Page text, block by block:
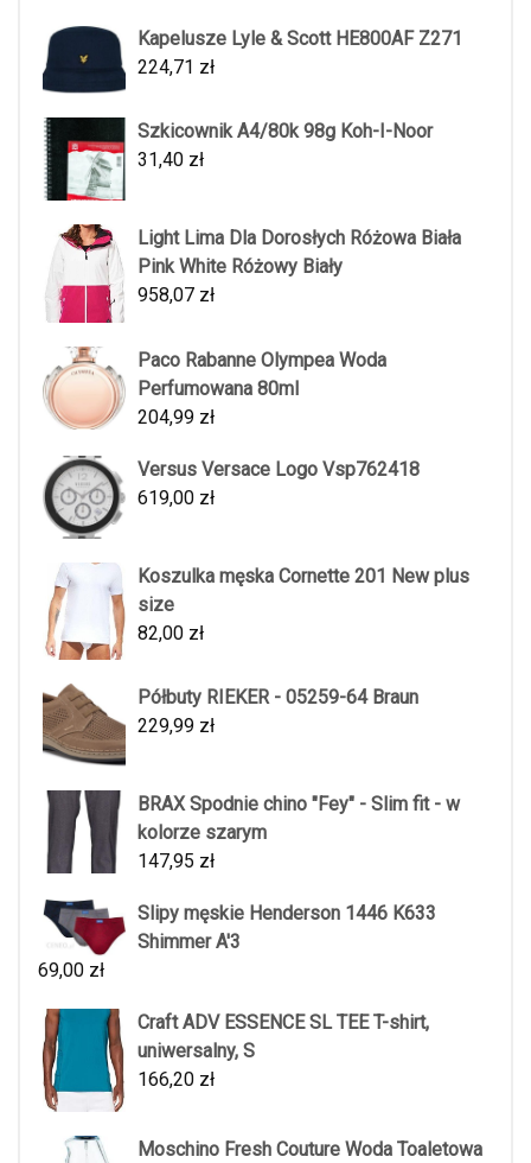
Kapelusze Lyle & Scott HE800AF Z271
224,71 zł
Szkicownik A4/80k 98g Koh-I-Noor
31,40 zł
Light Lima Dla Dorosłych Różowa Biała
Pink White Różowy Biały
958,07 zł
Paco Rabanne Olympea Woda
Perfumowana 80ml
204,99 zł
Versus Versace Logo Vsp762418
619,00 zł
Koszulka męska Cornette 201 New plus
size
82,00 zł
Półbuty RIEKER - 05259-64 Braun
229,99 zł
BRAX Spodnie chino "Fey" - Slim fit - w
kolorze szarym
147,95 zł
Slipy męskie Henderson 1446 K633
Shimmer A'3
69,00 zł
Craft ADV ESSENCE SL TEE T-shirt,
uniwersalny, S
166,20 zł
Moschino Fresh Couture Woda Toaletowa